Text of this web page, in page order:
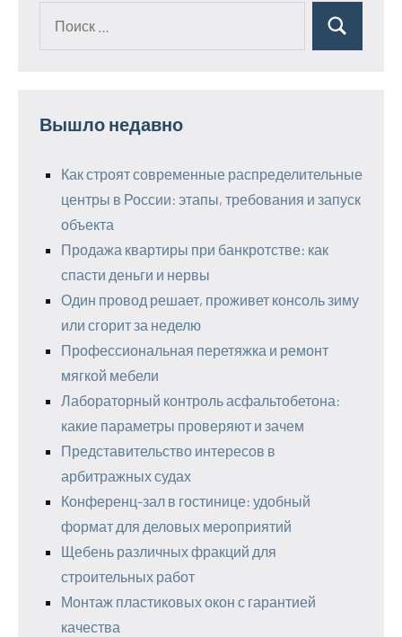
Поиск
Вышло недавно
Как строят современные распределительные
центры в России: этапы, требования и запуск
объекта
Продажа квартиры при банкротстве: как
спасти деньги и нервы
Один провод решает, проживет консоль зиму
или сгорит за неделю
Профессиональная перетяжка и ремонт
мягкой мебели
Лабораторный контроль асфальтобетона:
какие параметры проверяют и зачем
Представительство интересов в
арбитражных судах
Конференц-зал в гостинице: удобный
формат для деловых мероприятий
Щебень различных фракций для
строительных работ
Монтаж пластиковых окон с гарантией
качества